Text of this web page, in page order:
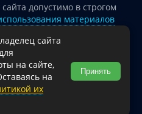
допустимо в строгом
материалов
информации ссылка
обязательна
интернет-портал
муниципального округа.
сайта
на сайте,
на
их
Принять